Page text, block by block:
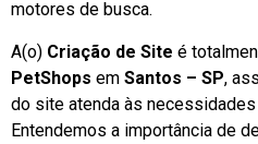
motores de busca.
A(o) Criação de Site é
PetShops em Santos – SP,
do site atenda às
Entendemos a importância de